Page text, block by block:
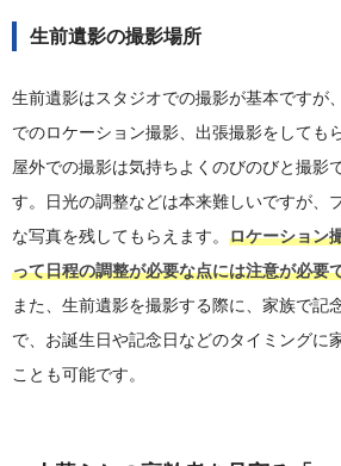
生前遺影の撮影場所
生前遺影はスタジオでの撮影が基本ですが
でのロケーション撮影、出張撮影をしても
屋外での撮影は気持ちよくのびのびと撮影
す。日光の調整などは本来難しいですが、
な写真を残してもらえます。 ロケーション
って日程の調整が必要な点には注意が必要
また、生前遺影を撮影する際に、家族で記
で、お誕生日や記念日などのタイミングに
ことも可能です。